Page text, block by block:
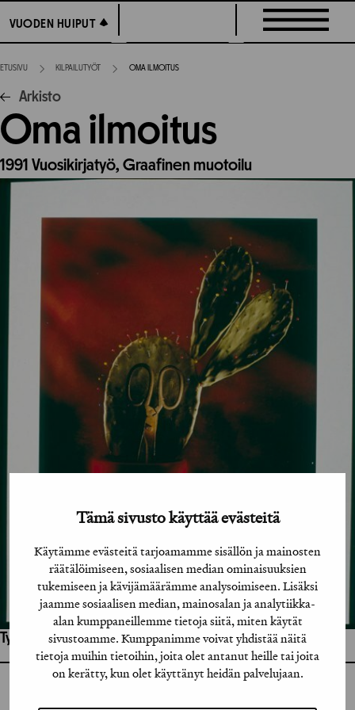
Tämä sivusto käyttää evästeitä
Käytämme evästeitä tarjoamamme sisällön ja mainosten
räätälöimiseen, sosiaalisen median ominaisuuksien
tukemiseen ja kävijämäärämme analysoimiseen. Lisäksi
jaamme sosiaalisen median, mainosalan ja analytiikka-
alan kumppaneillemme tietoja siitä, miten käytät
sivustoamme. Kumppanimme voivat yhdistää näitä
tietoja muihin tietoihin, joita olet antanut heille tai joita
on kerätty, kun olet käyttänyt heidän palvelujaan.
suoraan
sisältöön
VUODEN HUIPUT
VUODEN HUIPUT
ETUSIVU KILPAILUTYÖT OMA ILMOITUS
Arkisto
Oma ilmoitus
1991 Vuosikirjatyö, Graafinen muotoilu
Työhön osallistuneet henkilöt / tahot:
UUDENMAANKATU 11 B 9,